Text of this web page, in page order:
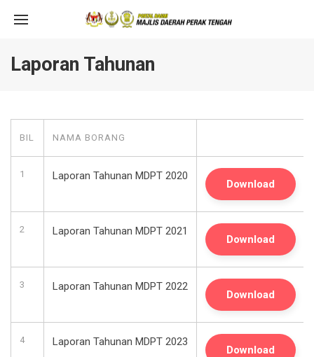
Laporan Tahunan
BIL NAMA BORANG
1 Laporan Tahunan MDPT 2020
Download
2 Laporan Tahunan MDPT 2021
Download
3 Laporan Tahunan MDPT 2022
Download
4 Laporan Tahunan MDPT 2023
Download